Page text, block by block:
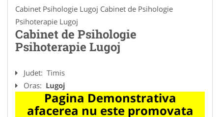
Cabinet Psihologie Lugoj Cabinet de Psihologie
Psihoterapie Lugoj
Cabinet de Psihologie
Psihoterapie Lugoj
Judet: Timis
Oras: Lugoj
Pagina Demonstrativa
afacerea nu este promovata